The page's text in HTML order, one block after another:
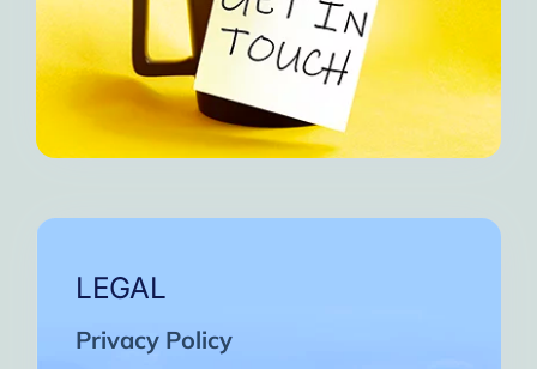
LEGAL
Privacy Policy